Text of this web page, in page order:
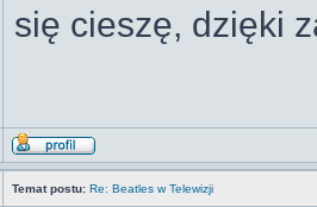
się cieszę, dzięki
Temat postu: Re: Beatles w Telewizji